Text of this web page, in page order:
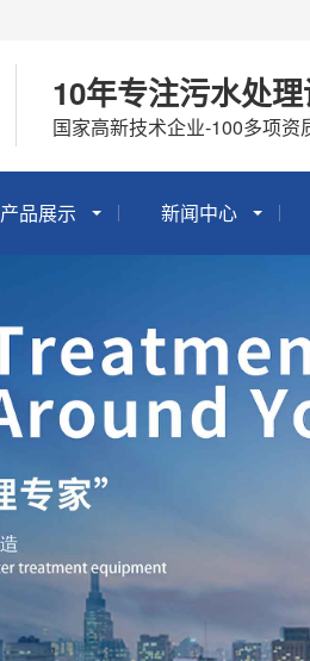
10年专注污水处
国家高新技术企业-100多项资
产品展示 新闻中心